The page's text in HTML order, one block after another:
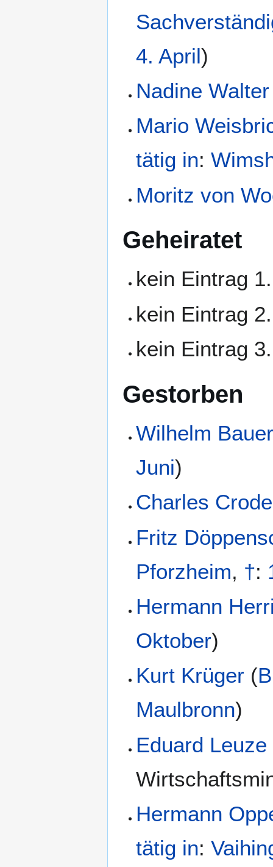
4. April)
Nadine Walter
Mario
tätig in:
Moritz von
Geheiratet
kein Eintrag
kein Eintrag
kein Eintrag
Gestorben
Wilhelm
Juni)
Charles
Fritz
Pforzheim, †:
Hermann
Oktober)
Kurt Krüger (
Maulbronn)
Eduard Leuze
Hermann
tätig in: